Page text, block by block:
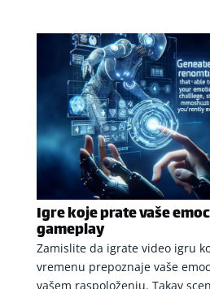
Igre koje prate vaše
gameplay
Zamislite da igrate video igru
vremenu prepoznaje vaše
vašem raspoloženju. Takav